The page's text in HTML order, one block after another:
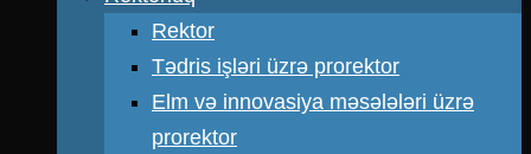
Rektor
Tədris işləri üzrə prorektor
Elm və innovasiya məsələləri üzrə
prorektor